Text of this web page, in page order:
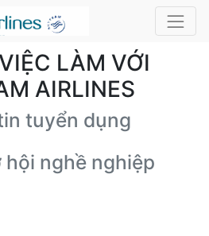
LÀM VỚI
AIRLINES
tuyển dụng
hội nghề nghiệp